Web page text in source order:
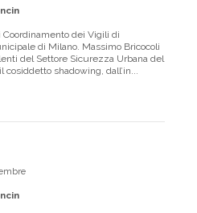
dei Vigili di
di Milano. Massimo Bricocoli
del Settore Sicurezza Urbana del
shadowing, dall’in...